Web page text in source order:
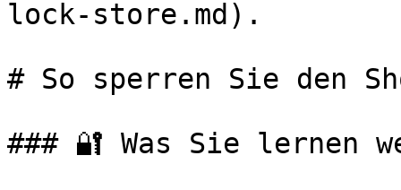
lock-store.md).
# So sperren Sie den
### 🔐 Was Sie lernen